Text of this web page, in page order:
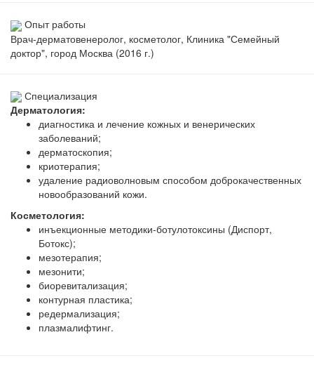
Опыт работы
Врач-дерматовенеролог, косметолог, Клиника "Семейный
доктор", город Москва (2016 г.)
Специализация
Дерматология:
диагностика и лечение кожных и венерических
заболеваний;
дерматоскопия;
криотерапия;
удаление радиоволновым способом доброкачественных
новообразований кожи.
Косметология:
инъекционные методики-ботулотоксины (Диспорт,
Ботокс);
мезотерапия;
мезонити;
биоревитализация;
контурная пластика;
редермализация;
плазмалифтинг.